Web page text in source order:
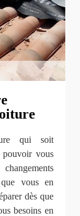
qui soit
pouvoir vous
vous en
dès que
besoins en